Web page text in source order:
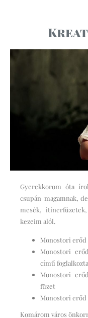
Gyerekkorom óta
csupán magamnak,
mesék,
kezeim alól.
Monostori erőd
Monostori
című
Monostori
füzet
Monostori erőd
Komárom város